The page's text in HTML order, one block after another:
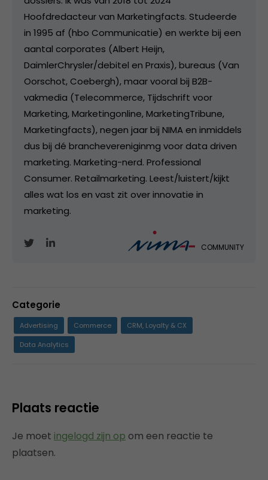
Hoofdredacteur van Marketingfacts. Studeerde
in 1995 af (hbo Communicatie) en werkte bij een
aantal corporates (Albert Heijn,
DaimlerChrysler/debitel en Praxis), bureaus (Van
Oorschot, Coebergh), maar vooral bij B2B-
vakmedia (Telecommerce, Tijdschrift voor
Marketing, Marketingonline, MarketingTribune,
Marketingfacts), negen jaar bij NIMA en inmiddels
dus bij dé branchevereniginmg voor data driven
marketing. Marketing-nerd. Professional
Consumer. Retailmarketing. Leest/luistert/kijkt
alles wat los en vast zit over innovatie in
marketing.
COMMUNITY
Categorie
Advertising Commerce
CRM, Loyalty & CX
Data Analytics
Plaats reactie
Je moet ingelogd zijn op om een reactie te
plaatsen.